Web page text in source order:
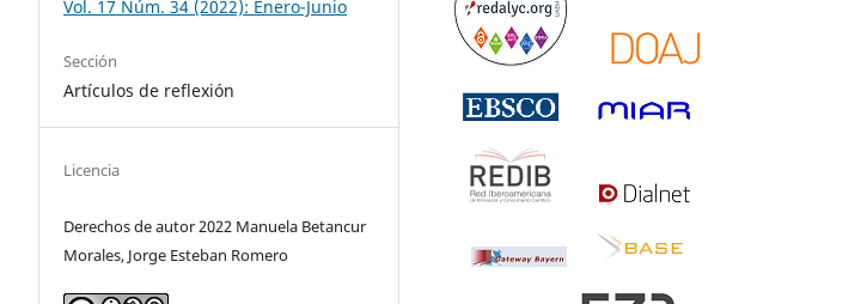
Vol. 17 Núm. 34 (2022): Enero-Junio
Sección
Artículos de reflexión
Licencia
Derechos de autor 2022 Manuela Betancur
Morales, Jorge Esteban Romero